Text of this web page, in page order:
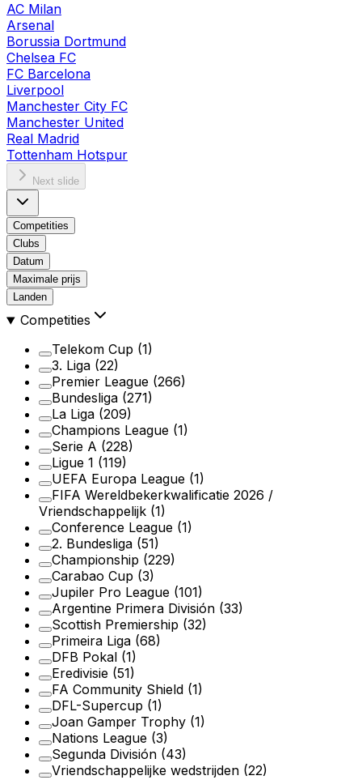
AC Milan
Arsenal
Borussia Dortmund
Chelsea FC
FC Barcelona
Liverpool
Manchester City FC
Manchester United
Real Madrid
Tottenham Hotspur
Next slide
Competities
Clubs
Datum
Maximale prijs
Landen
Competities
Telekom Cup (1)
3. Liga (22)
Premier League (266)
Bundesliga (271)
La Liga (209)
Champions League (1)
Serie A (228)
Ligue 1 (119)
UEFA Europa League (1)
FIFA Wereldbekerkwalificatie 2026 /
Vriendschappelijk (1)
Conference League (1)
2. Bundesliga (51)
Championship (229)
Carabao Cup (3)
Jupiler Pro League (101)
Argentine Primera División (33)
Scottish Premiership (32)
Primeira Liga (68)
DFB Pokal (1)
Eredivisie (51)
FA Community Shield (1)
DFL-Supercup (1)
Joan Gamper Trophy (1)
Nations League (3)
Segunda División (43)
Vriendschappelijke wedstrijden (22)